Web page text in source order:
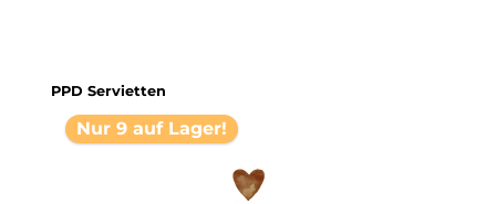
Produktgalerie überspringen
PPD Servietten
Nur 9 auf Lager!